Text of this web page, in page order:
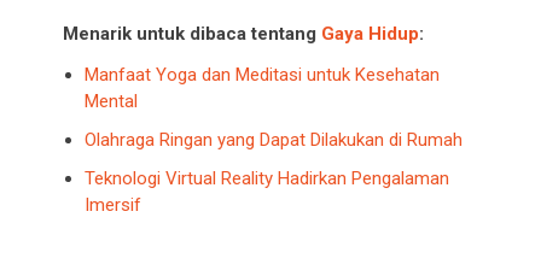
Menarik untuk dibaca tentang Gaya Hidup:
Manfaat Yoga dan Meditasi untuk Kesehatan
Mental
Olahraga Ringan yang Dapat Dilakukan di Rumah
Teknologi Virtual Reality Hadirkan Pengalaman
Imersif